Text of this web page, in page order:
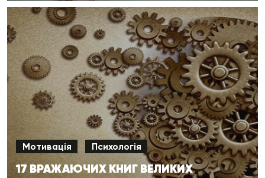
Мотивація Психологія
17 ВРАЖАЮЧИХ КНИГ ВЕЛИКИХ